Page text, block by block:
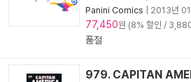
Panini Comics
2013년
77,450원 (8% 할인 /
품절
979. CAPITAN